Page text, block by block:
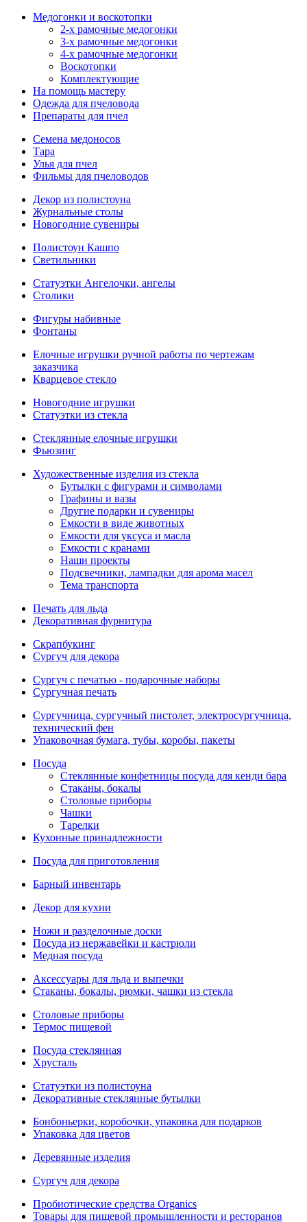
Медогонки и воскотопки
2-х рамочные медогонки
3-х рамочные медогонки
4-х рамочные медогонки
Воскотопки
Комплектующие
На помощь мастеру
Одежда для пчеловода
Препараты для пчел
Семена медоносов
Тара
Улья для пчел
Фильмы для пчеловодов
Декор из полистоуна
Журнальные столы
Новогодние сувениры
Полистоун Кашпо
Светильники
Статуэтки Ангелочки, ангелы
Столики
Фигуры набивные
Фонтаны
Елочные игрушки ручной работы по чертежам
заказчика
Кварцевое стекло
Новогодние игрушки
Статуэтки из стекла
Стеклянные елочные игрушки
Фьюзинг
Художественные изделия из стекла
Бутылки с фигурами и символами
Графины и вазы
Другие подарки и сувениры
Емкости в виде животных
Емкости для уксуса и масла
Емкости с кранами
Наши проекты
Подсвечники, лампадки для арома масел
Тема транспорта
Печать для льда
Декоративная фурнитура
Скрапбукинг
Сургуч для декора
Сургуч с печатью - подарочные наборы
Сургучная печать
Сургучница, сургучный пистолет, электросургучница,
технический фен
Упаковочная бумага, тубы, коробы, пакеты
Посуда
Стеклянные конфетницы посуда для кенди бара
Стаканы, бокалы
Столовые приборы
Чашки
Тарелки
Кухонные принадлежности
Посуда для приготовления
Барный инвентарь
Декор для кухни
Ножи и разделочные доски
Посуда из нержавейки и кастрюли
Медная посуда
Аксессуары для льда и выпечки
Стаканы, бокалы, рюмки, чашки из стекла
Столовые приборы
Термос пищевой
Посуда стеклянная
Хрусталь
Статуэтки из полистоуна
Декоративные стеклянные бутылки
Бонбоньерки, коробочки, упаковка для подарков
Упаковка для цветов
Деревянные изделия
Сургуч для декора
Пробиотические средства Organics
Товары для пищевой промышленности и ресторанов